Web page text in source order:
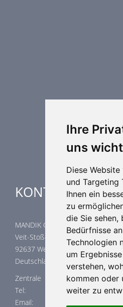
Ihre
uns
Diese
und Targeting
Ihnen ein
zu
die Sie sehen,
Bedürfnisse
Technologien
um
verstehen,
kommen oder
weiter zu
Weitere Elemente Lufttechnik
Industrielle heizung und kühlung
KONTAKTE
MANDIK GmbH
Veit-Stoß-Straße 12
92637 Weiden
Deutschland
Zentrale
Tel: +420 311 706 741
Email: anfragen@mandik.de